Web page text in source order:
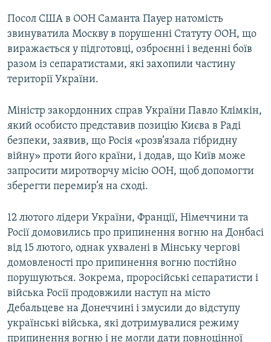
Посол США в ООН Саманта Пауер натомість
звинуватила Москву в порушенні Статуту ООН, що
виражається у підготовці, озброєнні і веденні боїв
разом із сепаратистами, які захопили частину
території України.
Міністр закордонних справ України Павло Клімкін,
який особисто представив позицію Києва в Раді
безпеки, заявив, що Росія «розв’язала гібридну
війну» проти його країни, і додав, що Київ може
запросити миротворчу місію ООН, щоб допомогти
зберегти перемир’я на сході.
12 лютого лідери України, Франції, Німеччини та
Росії домовились про припинення вогню на Донбасі
від 15 лютого, однак ухвалені в Мінську чергові
домовленості про припинення вогню постійно
порушуються. Зокрема, проросійські сепаратисти і
війська Росії продовжили наступ на місто
Дебальцеве на Донеччині і змусили до відступу
українські війська, які дотримувалися режиму
припинення вогню і не могли дати повноцінної